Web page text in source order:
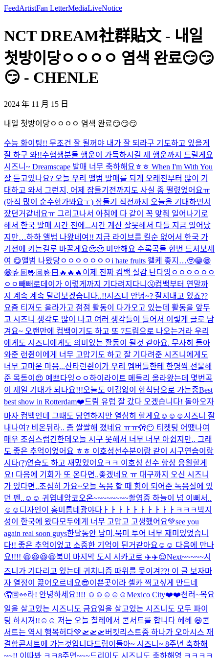
FeedArtistFan LetterMediaLiveNotice
NCT DREAM社群貼文 - 내일
첫방이당ㅇㅇㅇㅇ 염색 완료😏😏
😏 - CHENLE
2024 年 11 月 15 日
내일 첫방이당ㅇㅇㅇㅇ 염색 완료😏😏😏
수능 화이팅!! 무조건 잘 될꺼야 내가 잘 되라구 기도하고 있을게
잘 하구 와!!수험생분들 행운이 가득하시길 제 행운까지 드릴게요
시즈니~ Dreamscape 발매 너무 축하해요ㅎㅎ When I'm With You
잘 듣고있나요? 오늘 우리 앨범 발매를 되게 오래전부터 많이 기
대하고 와서 그런지, 어제 잠들기전까지도 사실 좀 떨렸었어요ㅠ
(아직 많이 순수한가봐요ㅜ) 잠들기 직전까지 오늘을 기대하면서
잤던거같네요ㅠ 그리고나서 아침에 다 같이 꼭 맞춰 일어나기로
해서 한국 발매 시간 전에...시간 계산 잘못해서 다들 지금 일어났
지만…하하 앨범 나왔네여!! 지금 라이브를 킬순 없어서 한국 가
기전에 키는걸루 바꿀게요🥹🥹 미안해요 수록곡들 한번 드셔보세
여 😋앨범 나왔당ㅇㅇㅇㅇㅇㅇㅇi hate fruits 왤케 좋지…🥹😁😁
😁🤟🏻🤟🏻🤟🏻🔥🔥🔥 이제 진짜 컴백 실감 난다잉ㅇㅇㅇㅇㅇㅇ
ㅇㅇ 빼빼로데이가 이렇게까지 기다려지다니🤧컴백부터 연말까
지 계속 계속 달려보겠습니다..!!시즈니 안녕~? 잘지내고 있죠??
요즘 티져도 올라가고 점점 활동이 다가오고 있는데 활동을 앞두
고 시즈니 생각도 많이 나고 여러 생각들이 들어서 이렇게 글로 남
겨요~ 오랜만에 컴백이기도 하고 또 7드림으로 나오는거라 우리
에게도 시즈니에게도 의미있는 활동이 될것 같아요. 무사히 돌아
와준 런쥔이에게 너무 고맙기도 하고 잘 기다려준 시즈니에게도
너무 고마운 마음...산타런쥔이가 우리 멤버들한테 한명씩 선물해
준 목돌이😍 예쁘다잉ㅇㅇ하이라이트 메들리 올라왔는데 몇번곡
이 제일 기대가 되나요!!!오늘도 어김없이 한식당으로 가는중Best
best show in Rotterdam❤️드림 유럽 잘 갔다 오겠습니다! 돌아오자
마자 컴백인데 그때도 당연하지만 열심히 할게요☺️☺️☺️ 시즈니 잘
내나여? 비온뒤라.. 좀 쌀쌀해 졌네요 ㅠㅠ🫣😶 티켓팅 어땠나여
매우 조심스럽긴한데 오늘 시구 못해서 너무 너무 아쉽지만.. 그래
도 좋은 추억이었어요 ㅎㅎ 이호성선수분이랑 같이 시구연습이랑
시타(?)연습도 하고 재밌었어요ㅋㅋ 이호성 선수 항상 응원할게
요! 다음에 기회가 또 온다면..좋겠네요 ㅠ 대구까지 오신 시즈니
가 있다면..조심히 가요~오늘 녹음 할 때 힘이 되어준 녹음실에 있
던 펜..☺️☺️ 귀엽네 앙코오온~~~~~~~~촬영중 하늘이 넘 이뻐서..
☺️☺️ 디자인이 흥미롭네 광야다ㅏㅏㅏㅏㅏㅏㅏㅏㅏㅏㅋㅋㅋ 박지
성이 한국에 왔다모두에게 너무 고맙고 고생했어요💚see you
again real soon guys한달동안 남미,북미 투어 너무 재미있었습니
다!! 좋은 추억이었고 소중한 기억이 된거같아요☺️☺️ 다음에 만나
요!!!! 😆😆😆😆북미 마지막 도시 시카고로 ✈️✈️😌Next~~~~~시
즈니가 기다리고 있는데 귀치니즘 따위를 못이겨??! 이 글 보자마
자 열정이 끓어오르네요😎이쁜곳이라 셀카 찍고싶게 만드네
🤦🏻👀라! 안녕하세요!!!! ☺️☺️☺️☺️☺️Mexico City❤️❤️천러~목요
일을 살고있는 시즈니도 금요일을 살고있는 시즈니도 모두 파이
팅 하시져!!☺️☺️ 저는 오늘 칠레에서 콘서트를 합니다 헤헤 😆콘
서트는 역시 행복허다💚 🛫🛫🛫버킷리스트중 하나가 오아시스 재
결합콘서트에 가는것입니다드림이들아~ 시즈니~ 8주년 축하해
~~!! 이따봐 ㅋㅋ8주면~~~드리미도 시즈니도 축하해영 ㅋㅋㅋㅋ